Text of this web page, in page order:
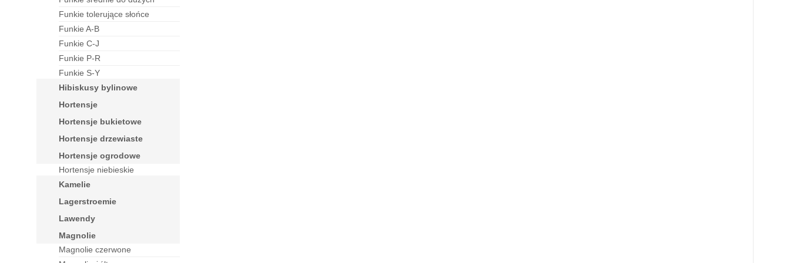
funkie tolerujące słońce
funkie A-B
funkie C-J
funkie P-R
funkie S-Y
hibiskusy bylinowe
hortensje
hortensje bukietowe
hortensje drzewiaste
hortensje ogrodowe
Hortensje niebieskie
kamelie
lagerstroemie
lawendy
magnolie
Magnolie czerwone